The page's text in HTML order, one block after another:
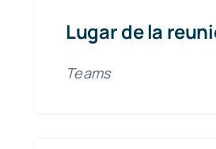
Lugar de la
Teams